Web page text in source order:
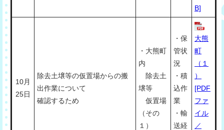
B]
10月
25日
除去土壌等の仮置場からの搬
出作業について
確認するため
・大熊町
内
除去土
壌等
仮置場
（その
１）
・保
管状
況
・積
込作
業
・輸
送経
大熊
町
（１
）
[PDF
ファ
イル
／